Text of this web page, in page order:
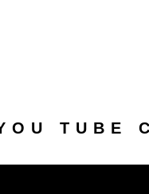
TUBE